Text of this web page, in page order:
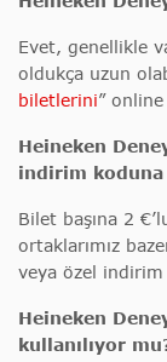
Evet, genellikle
oldukça uzun
biletlerini”
Heineken
indirim koduna
Bilet başına 2
ortaklarımız
veya özel
Heineken
kullanılıyor